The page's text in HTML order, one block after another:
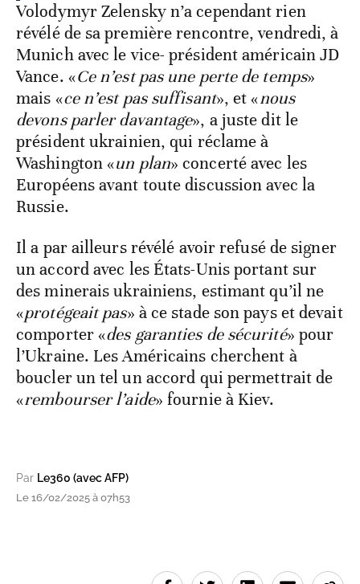
Volodymyr Zelensky n’a cependant rien
révélé de sa première rencontre, vendredi, à
Munich avec le vice- président américain JD
Vance. «Ce n’est pas une perte de temps»
mais «ce n’est pas suffisant», et «nous
devons parler davantage», a juste dit le
président ukrainien, qui réclame à
Washington «un plan» concerté avec les
Européens avant toute discussion avec la
Russie.
Il a par ailleurs révélé avoir refusé de signer
un accord avec les États-Unis portant sur
des minerais ukrainiens, estimant qu’il ne
«protégeait pas» à ce stade son pays et devait
comporter «des garanties de sécurité» pour
l’Ukraine. Les Américains cherchent à
boucler un tel un accord qui permettrait de
«rembourser l’aide» fournie à Kiev.
Par Le360 (avec AFP)
Le 16/02/2025 à 07h53